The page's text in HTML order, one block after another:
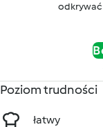
odkrywać
Poziom trudności
łatwy